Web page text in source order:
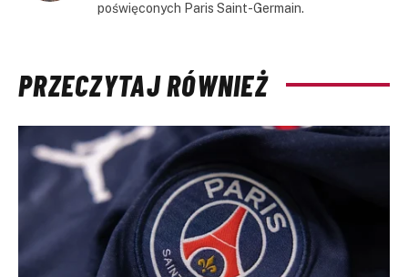
poświęconych Paris Saint-Germain.
PRZECZYTAJ RÓWNIEŻ